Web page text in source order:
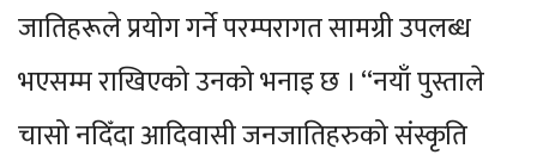
जातिहरूले प्रयोग गर्ने परम्परागत सामग्री उपलब्ध
भएसम्म राखिएको उनको भनाइ छ । “नयाँ पुस्ताले
चासो नदिँदा आदिवासी जनजातिहरुको संस्कृति